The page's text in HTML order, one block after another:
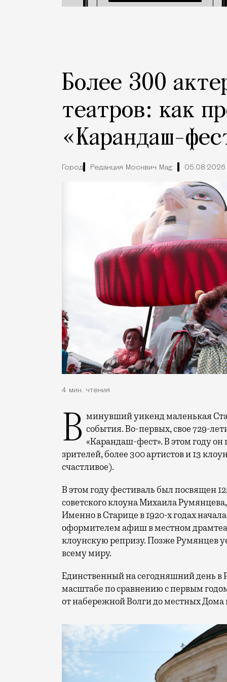
Более 300
театров: как
«Карандаш-
Город Редакция Москвич Mag 05.08.2026
4 мин. чтения
В минувший уикенд маленькая Старица в Тверской области отметила сразу два события. Во-первых, свое 729-
«Карандаш-фест». В этом году он
зрителей, более 300 артистов и 13
счастливое).
В этом году фестиваль был посвящен
советского клоуна Михаила
Именно в Старице в 1920-х годах
оформителем афиш в местном
клоунскую репризу. Позже Румянцев
всему миру.
Единственный на сегодняшний день в
масштабе по сравнению с первым
от набережной Волги до местных Дома